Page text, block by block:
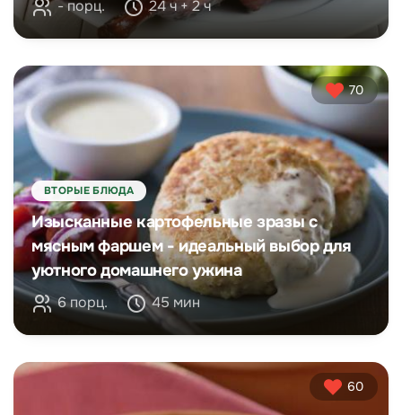
- порц. 24 ч + 2 ч
70
ВТОРЫЕ БЛЮДА
Изысканные картофельные зразы с
мясным фаршем - идеальный выбор для
уютного домашнего ужина
6 порц. 45 мин
60